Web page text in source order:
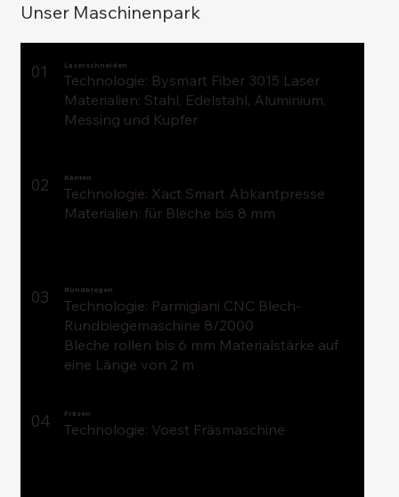
Unser Maschinenpark
01 Laserschneiden
Technologie: Bysmart Fiber 3015 Laser
Materialien: Stahl, Edelstahl, Aluminium,
Messing und Kupfer
02 Kanten
Technologie: Xact Smart Abkantpresse
Materialien: für Bleche bis 8 mm
03 Rundbiegen
Technologie: Parmigiani CNC Blech-
Rundbiegemaschine 8/2000
Bleche rollen bis 6 mm Materialstärke auf
eine Länge von 2 m
04 Fräsen
Technologie: Voest Fräsmaschine